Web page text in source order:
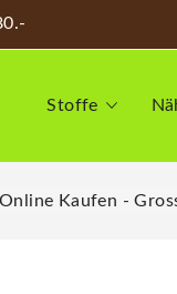
Stoffe
Kaufen -